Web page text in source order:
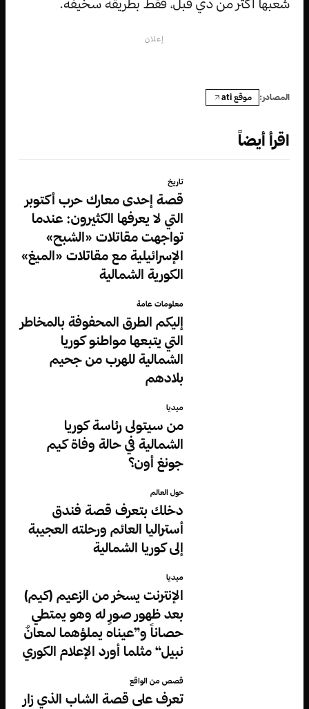
شعبها أكثر من ذي قبل، فقط بطريقة سخيفة.
إعلان
المصادر: موقع ati
اقرأ أيضاً
تاريخ
قصة إحدى معارك حرب أكتوبر
التي لا يعرفها الكثيرون: عندما
تواجهت مقاتلات «الشبح»
الإسرائيلية مع مقاتلات «الميغ»
الكورية الشمالية
معلومات عامة
إليكم الطرق المحفوفة بالمخاطر
التي يتبعها مواطنو كوريا
الشمالية للهرب من جحيم
بلادهم
ميديا
من سيتولى رئاسة كوريا
الشمالية في حالة وفاة كيم
جونغ أون؟
حول العالم
دخلك بتعرف قصة فندق
أستراليا العائم ورحلته العجيبة
إلى كوريا الشمالية
ميديا
الإنترنت يسخر من الزعيم (كيم)
بعد ظهور صورٍ له وهو يمتطي
حصاناً و”عيناه يملؤهما لمعانٌ
نبيل“ مثلما أورد الإعلام الكوري
قصص من الواقع
تعرف على قصة الشاب الذي زار